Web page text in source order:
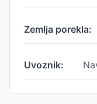
Zemlja porekla:
Uvoznik: